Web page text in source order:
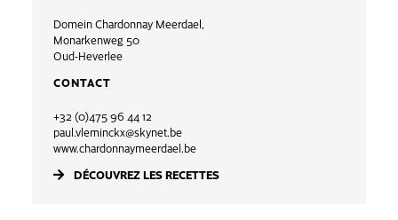
Domein Chardonnay Meerdael,
Monarkenweg 50
Oud-Heverlee
CONTACT
+32 (0)475 96 44 12
paul.vleminckx@skynet.be
www.chardonnaymeerdael.be
DÉCOUVREZ LES RECETTES